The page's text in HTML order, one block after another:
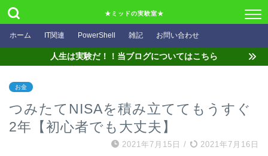
★ミッドの実験室★
ホーム IT関連 PowerShell 雑記 お問い合わせ
人生は実験だ！！当ブログについてはこちら
お金
つみたてNISAを積み立ててもうすぐ
2年【初心者でも大丈夫】
2021年7月15日 / 2021年7月16日